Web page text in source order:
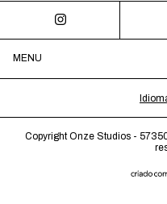
MENU
Copyright Onze Studios -